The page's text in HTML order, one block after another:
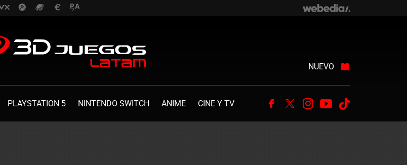
NUEVO
PLAYSTATION 5 NINTENDO SWITCH ANIME CINE Y TV Facebook
TwitterInstagram
Youtube